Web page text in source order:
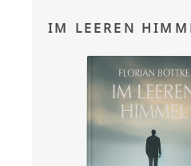
IM LEEREN